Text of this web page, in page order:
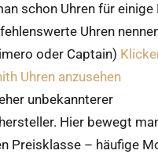
schon Uhren für einige
Uhren
oder Captain)
Uhren anzusehen
unbekannterer
Hier bewegt
Preisklasse – häufige